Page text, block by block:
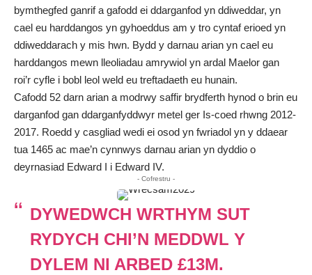
bymthegfed ganrif a gafodd ei ddarganfod yn ddiweddar, yn
cael eu harddangos yn gyhoeddus am y tro cyntaf erioed yn
ddiweddarach y mis hwn. Bydd y darnau arian yn cael eu
harddangos mewn lleoliadau amrywiol yn ardal Maelor gan
roi’r cyfle i bobl leol weld eu treftadaeth eu hunain.
Cafodd 52 darn arian a modrwy saffir brydferth hynod o brin eu
darganfod gan ddarganfyddwyr metel ger Is-coed rhwng 2012-
2017. Roedd y casgliad wedi ei osod yn fwriadol yn y ddaear
tua 1465 ac mae’n cynnwys darnau arian yn dyddio o
deyrnasiad Edward I i Edward IV.
- Cofrestru -
DYWEDWCH WRTHYM SUT
RYDYCH CHI’N MEDDWL Y
DYLEM NI ARBED £13M.